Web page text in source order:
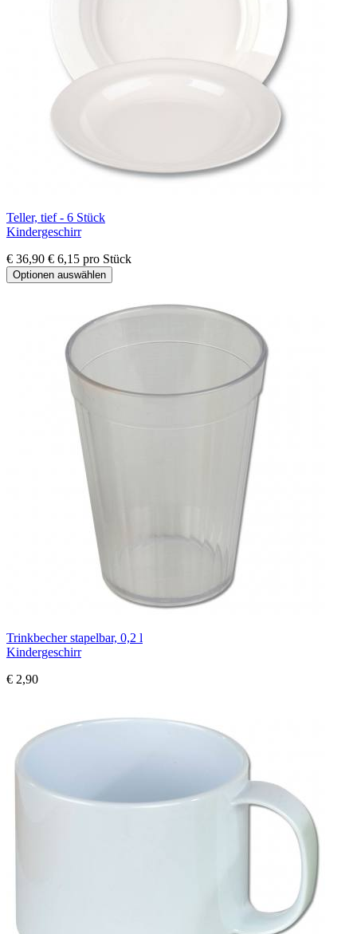
Teller, tief - 6 Stück
Kindergeschirr
€ 36,90 € 6,15 pro Stück
Trinkbecher stapelbar, 0,2 l
Kindergeschirr
€ 2,90